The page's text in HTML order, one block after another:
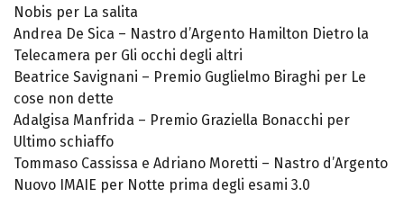
Nobis per La salita
Andrea De Sica – Nastro d’Argento Hamilton Dietro la
Telecamera per Gli occhi degli altri
Beatrice Savignani – Premio Guglielmo Biraghi per Le
cose non dette
Adalgisa Manfrida – Premio Graziella Bonacchi per
Ultimo schiaffo
Tommaso Cassissa e Adriano Moretti – Nastro d’Argento
Nuovo IMAIE per Notte prima degli esami 3.0